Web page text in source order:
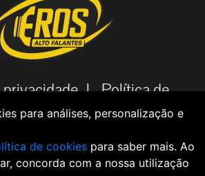
privacidade |Política de
Código de Ética |Aviso
Política de dados |
para análises, personalização e
de cookies para saber mais. Ao
concorda com a nossa utilização